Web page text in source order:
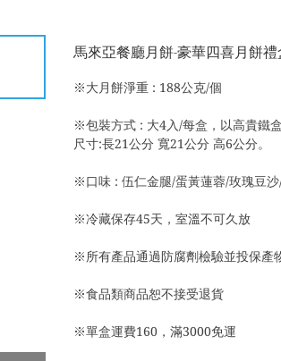
馬來亞餐廳月餅-豪華四喜月餅禮
※大月餅淨重 : 188公克/個
※包裝方式 : 大4入/每盒，以高貴鐵
尺寸:長21公分 寬21公分 高6公分。
※口味 : 伍仁金腿/蛋黃蓮蓉/玫瑰豆
※冷藏保存45天，室溫不可久放
※所有產品通過防腐劑檢驗並投保產
※食品類商品恕不接受退貨
※單盒運費160，滿3000免運